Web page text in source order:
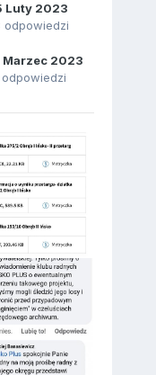
Luty 2023
odpowiedzi
Marzec 2023
odpowiedzi